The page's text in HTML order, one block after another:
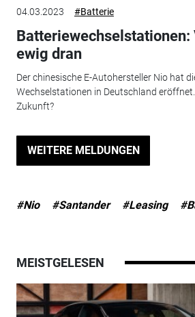
04.03.2023 #Batterie
ewig dran
Der chinesische E-Autohersteller Nio hat
Wechselstationen in Deutschland
Zukunft?
WEITERE MELDUNGEN
#Nio #Santander #Leasing
MEISTGELESEN